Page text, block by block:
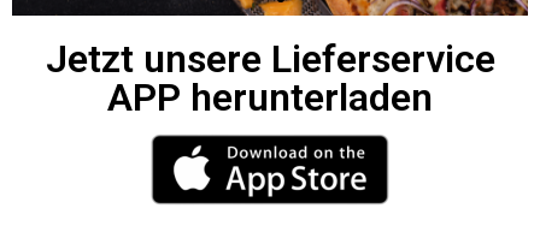
Jetzt unsere Lieferservice
APP herunterladen